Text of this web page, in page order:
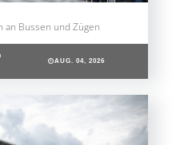
an Bussen und Zügen
AUG. 04, 2026